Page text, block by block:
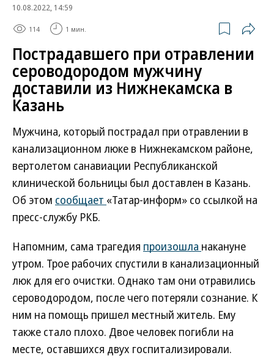
10.08.2022, 14:59
114 1 мин.
Пострадавшего при отравлении
сероводородом мужчину
доставили из Нижнекамска в
Казань
Мужчина, который пострадал при отравлении в
канализационном люке в Нижнекамском районе,
вертолетом санавиации Республиканской
клинической больницы был доставлен в Казань.
Об этом сообщает «Татар-информ» со ссылкой на
пресс-службу РКБ.
Напомним, сама трагедия произошла накануне
утром. Трое рабочих спустили в канализационный
люк для его очистки. Однако там они отравились
сероводородом, после чего потеряли сознание. К
ним на помощь пришел местный житель. Ему
также стало плохо. Двое человек погибли на
месте, оставшихся двух госпитализировали.